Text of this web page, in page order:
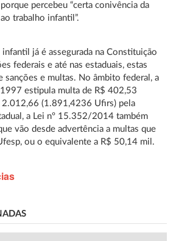
percebeu “certa conivência da
trabalho infantil”.
já é assegurada na Constituição
federais e até nas estaduais, estas
sanções e multas. No âmbito federal, a
estipula multa de R$ 402,53
(1.891,4236 Ufirs) pela
a Lei nº 15.352/2014 também
vão desde advertência a multas que
ou o equivalente a R$ 50,14 mil.